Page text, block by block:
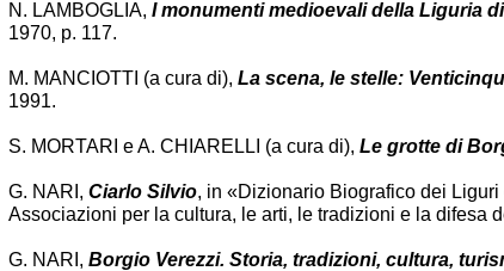
N. LAMBOGLIA, I monumenti medioevali della Liguria
1970, p. 117.
M. MANCIOTTI (a cura di), La scena, le stelle:
1991.
S. MORTARI e A. CHIARELLI (a cura di), Le grotte di
G. NARI, Ciarlo Silvio, in «Dizionario Biografico dei
Associazioni per la cultura, le arti, le tradizioni e la difesa
G. NARI, Borgio Verezzi. Storia, tradizioni, cultura,